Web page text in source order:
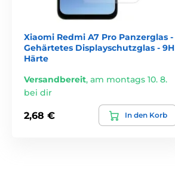
Xiaomi Redmi A7 Pro Panzerglas -
Gehärtetes Displayschutzglas - 9H
Härte
Versandbereit, am montags 10. 8.
bei dir
2,68 € In den Korb